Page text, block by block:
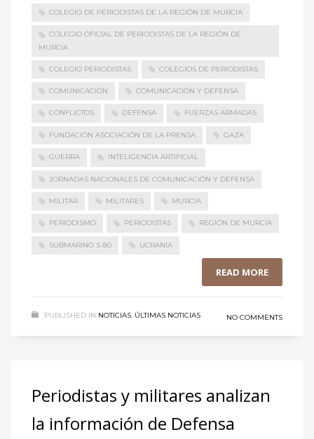
COLEGIO DE PERIODISTAS DE LA REGIÓN DE MURCIA
COLEGIO OFICIAL DE PERIODISTAS DE LA REGIÓN DE
MURCIA
COLEGIO PERIODISTAS COLEGIOS DE PERIODISTAS
COMUNICACIÓN COMUNICACIÓN Y DEFENSA
CONFLICTOS DEFENSA FUERZAS ARMADAS
FUNDACIÓN ASOCIACIÓN DE LA PRENSA GAZA
GUERRA INTELIGENCIA ARTIFICIAL
JORNADAS NACIONALES DE COMUNICACIÓN Y DEFENSA
MILITAR MILITARES MURCIA
PERIODISMO PERIODISTAS REGIÓN DE MURCIA
SUBMARINO S-80 UCRANIA
READ MORE
PUBLISHED IN NOTICIAS, ÚLTIMAS NOTICIAS NO COMMENTS
Periodistas y militares analizan
la información de Defensa